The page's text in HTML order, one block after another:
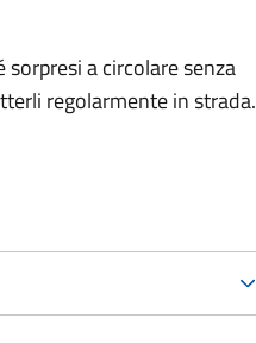
a circolare senza
regolarmente in strada.